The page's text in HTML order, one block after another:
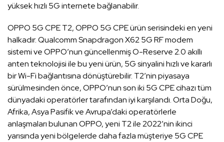
yüksek hızlı 5G internete bağlanabilir.
OPPO 5G CPE T2, OPPO 5G CPE ürün serisindeki en yeni
halkadır. Qualcomm Snapdragon X62 5G RF modem
sistemi ve OPPO’nun güncellenmiş O-Reserve 2.0 akıllı
anten teknolojisi ile bu yeni ürün, 5G sinyalini hızlı ve kararlı
bir Wi-Fi bağlantısına dönüştürebilir. T2’nin piyasaya
sürülmesinden önce, OPPO’nun son iki 5G CPE cihazı tüm
dünyadaki operatörler tarafından iyi karşılandı. Orta Doğu,
Afrika, Asya Pasifik ve Avrupa’daki operatörlerle
anlaşmaları bulunan OPPO, yeni T2 ile 2022’nin ikinci
yarısında yeni bölgelerde daha fazla müşteriye 5G CPE